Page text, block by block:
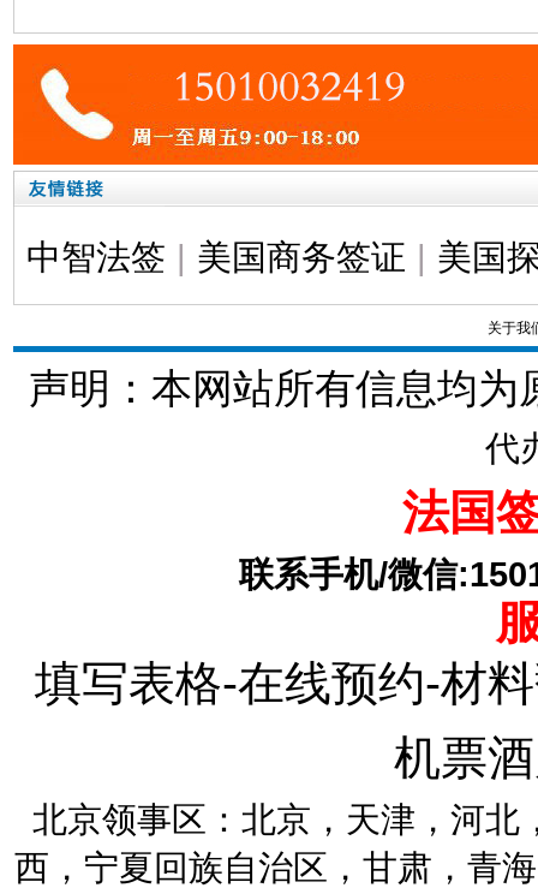
中智法签 | 美国商务签证 | 美国
关于我
声明：本网站所有信息均为
代
法国
联系手机/微信
填写表格-在线预约-材
机票
北京领事区：北京，天津，河
西，宁夏回族自治区，甘肃，青